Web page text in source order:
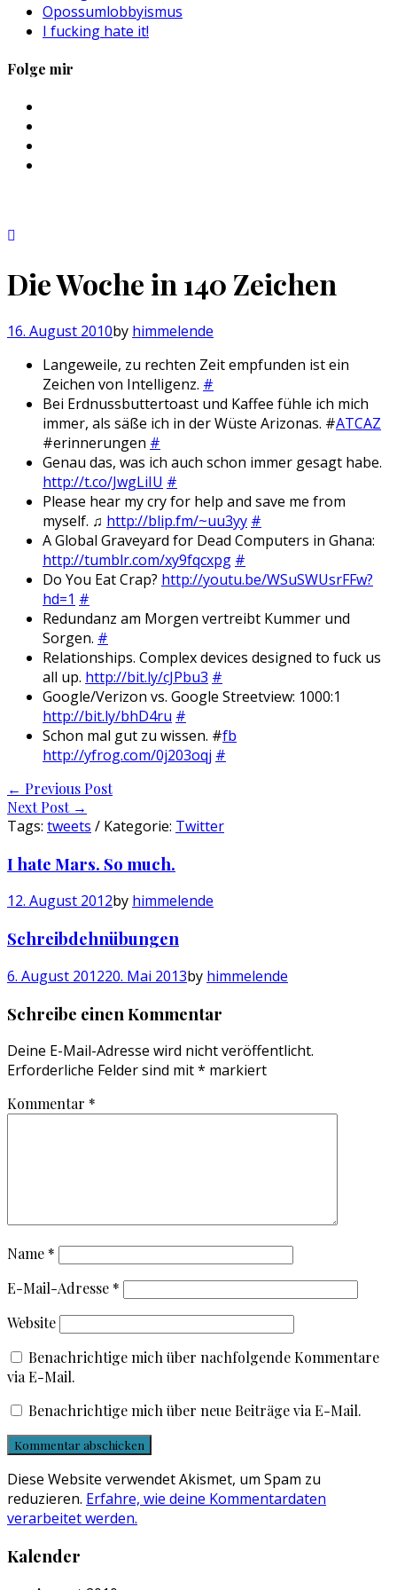
Opossumlobbyismus
I fucking hate it!
Folge mir
Die Woche in 140 Zeichen
16. August 2010by himmelende
Langeweile, zu rechten Zeit empfunden ist ein
Zeichen von Intelligenz. #
Bei Erdnussbuttertoast und Kaffee fühle ich mich
immer, als säße ich in der Wüste Arizonas. #ATCAZ
#erinnerungen #
Genau das, was ich auch schon immer gesagt habe.
http://t.co/JwgLiIU #
Please hear my cry for help and save me from
myself. ♫ http://blip.fm/~uu3yy #
A Global Graveyard for Dead Computers in Ghana:
http://tumblr.com/xy9fqcxpg #
Do You Eat Crap? http://youtu.be/WSuSWUsrFFw?
hd=1 #
Redundanz am Morgen vertreibt Kummer und
Sorgen. #
Relationships. Complex devices designed to fuck us
all up. http://bit.ly/cJPbu3 #
Google/Verizon vs. Google Streetview: 1000:1
http://bit.ly/bhD4ru #
Schon mal gut zu wissen. #fb
http://yfrog.com/0j203oqj #
Post
navigation
← Previous Post
Next Post →
Tags: tweets / Kategorie: Twitter
I hate Mars. So much.
12. August 2012by himmelende
Schreibdehnübungen
6. August 201220. Mai 2013by himmelende
Schreibe einen Kommentar
Deine E-Mail-Adresse wird nicht veröffentlicht.
Erforderliche Felder sind mit* markiert
Kommentar *
Name *
E-Mail-Adresse *
Website
Benachrichtige mich über nachfolgende Kommentare
via E-Mail.
Benachrichtige mich über neue Beiträge via E-Mail.
Diese Website verwendet Akismet, um Spam zu
reduzieren. Erfahre, wie deine Kommentardaten
verarbeitet werden.
Kalender